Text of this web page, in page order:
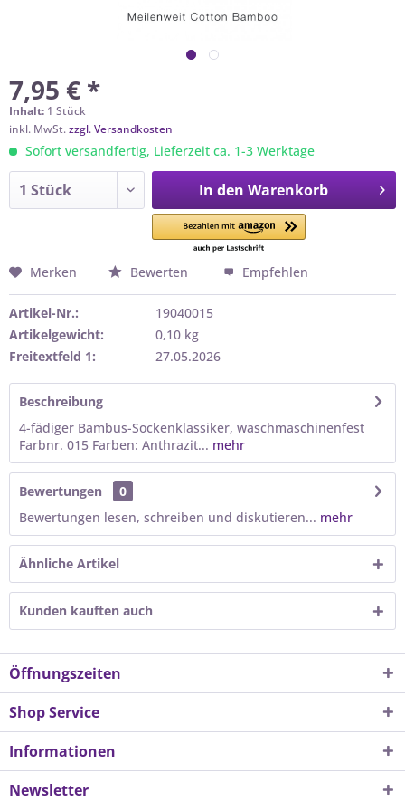
7,95 € *
Inhalt: 1 Stück
inkl. MwSt.zzgl. Versandkosten
Sofort versandfertig, Lieferzeit ca. 1-3 Werktage
In den Warenkorb
Merken Bewerten Empfehlen
Artikel-Nr.:
19040015
Artikelgewicht:
0,10 kg
Freitextfeld 1:
27.05.2026
Beschreibung
4-fädiger Bambus-Sockenklassiker, waschmaschinenfest
Farbnr. 015 Farben: Anthrazit... mehr
Bewertungen
0
Bewertungen lesen, schreiben und diskutieren... mehr
Ähnliche Artikel
Kunden kauften auch
Öffnungszeiten
Shop Service
Informationen
Newsletter